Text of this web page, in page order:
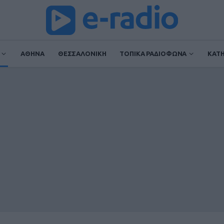
ΑΘΗΝΑ ΘΕΣΣΑΛΟΝΙΚΗ ΤΟΠΙΚΑ ΡΑΔΙΟΦΩΝΑ